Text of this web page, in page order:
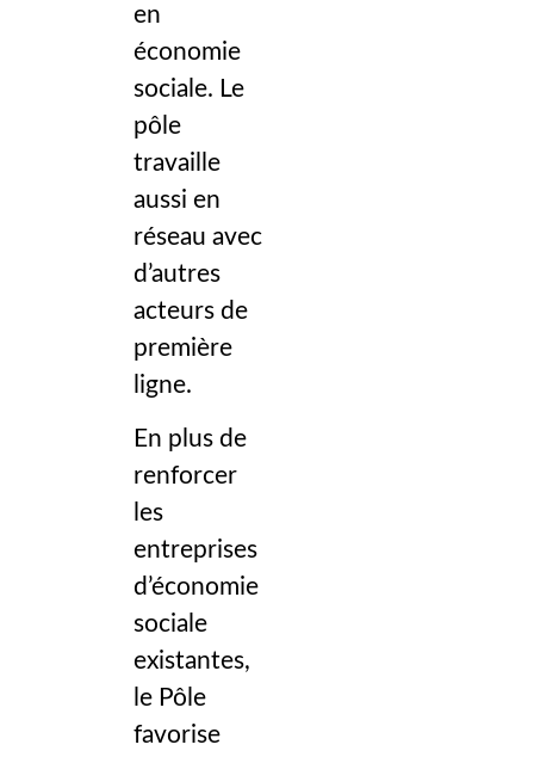
en
économie
sociale. Le
pôle
travaille
aussi en
réseau avec
d’autres
acteurs de
première
ligne.
En plus de
renforcer
les
entreprises
d’économie
sociale
existantes,
le Pôle
favorise